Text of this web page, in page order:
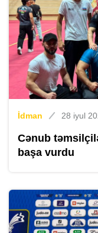
İdman 28 iyul
Cənub
başa vurdu